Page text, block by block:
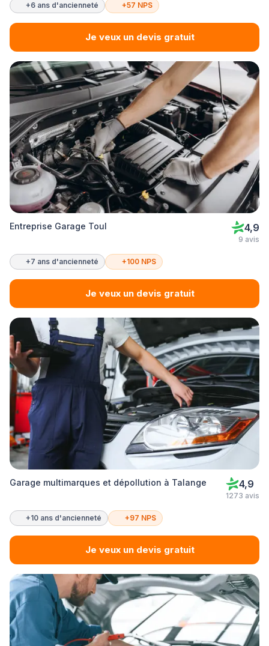
+6 ans d'ancienneté +57 NPS
Je veux un devis gratuit
Entreprise Garage Toul 4,9
9 avis
+7 ans d'ancienneté +100 NPS
Je veux un devis gratuit
Garage multimarques et dépollution à Talange 4,9
1273 avis
+10 ans d'ancienneté +97 NPS
Je veux un devis gratuit